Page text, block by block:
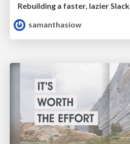
Rebuilding a faster, lazier Slack
samanthasiow